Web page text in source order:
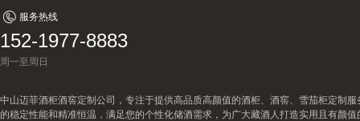
服务热线
152-1977-8883
周一至周日
中山迈菲酒柜酒窖定制公司，专注于提供高品质高颜值的酒柜、酒窖、雪茄柜定制
的稳定性能和精准恒温，满足您的个性化储酒需求，为广大藏酒人打造实用且有颜值